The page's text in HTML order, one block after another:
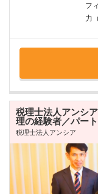
フ
力
税理士法人アンシ
理の経験者／パー
税理士法人アンシア